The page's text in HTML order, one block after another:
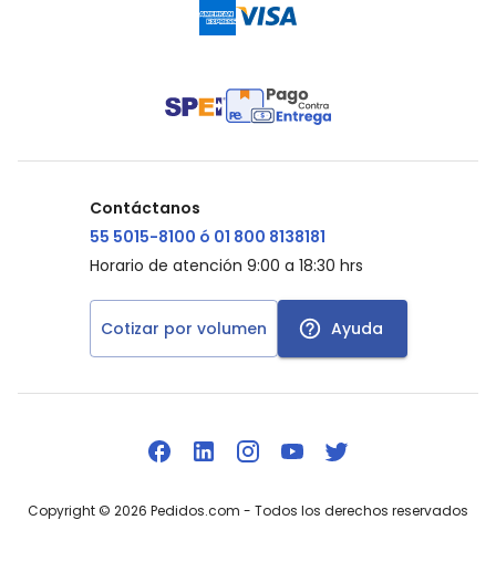
Contáctanos
55 5015-8100 ó 01 800 8138181
Horario de atención 9:00 a 18:30 hrs
Cotizar por volumen Ayuda
Copyright © 2026 Pedidos.com - Todos los derechos reservados